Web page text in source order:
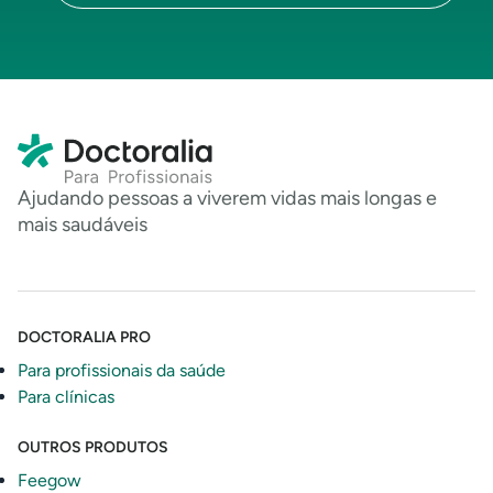
Ajudando pessoas a viverem vidas mais longas e
mais saudáveis
DOCTORALIA PRO
Para profissionais da saúde
Para clínicas
OUTROS PRODUTOS
Feegow